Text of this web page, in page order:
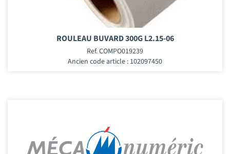
ROULEAU BUVARD 300G L2.15-06
Ref. COMPO019239
Ancien code article : 102097450